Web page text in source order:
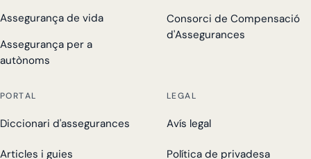
Assegurança de vida
Assegurança per a
autònoms
Consorci de Compensació
d'Assegurances
PORTAL
Diccionari d'assegurances
Articles i guies
LEGAL
Avís legal
Política de privadesa